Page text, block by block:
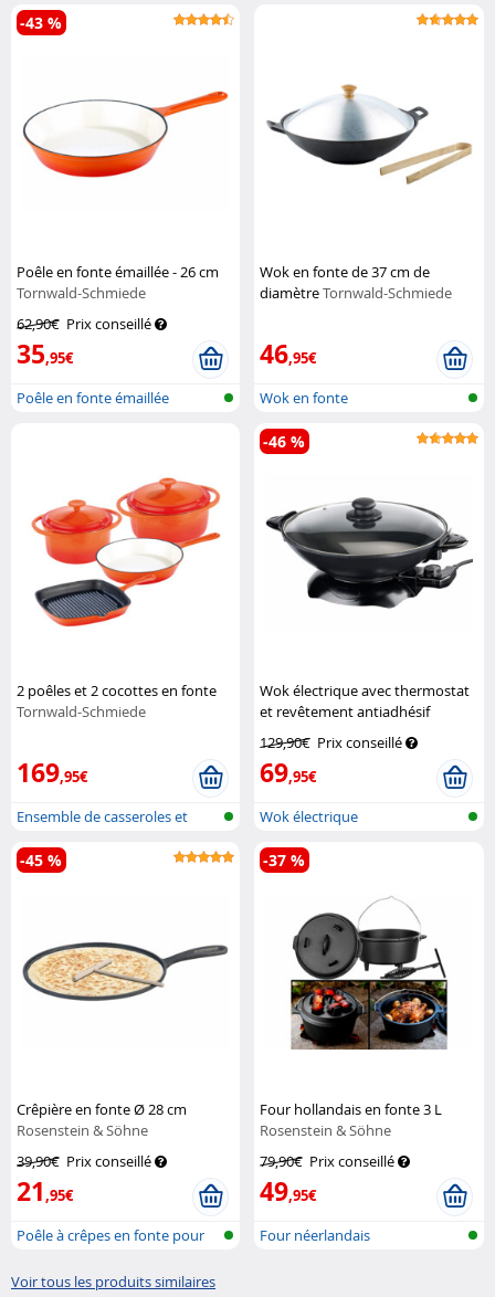
Poêle en fonte émaillée - 26 cm
Tornwald-Schmiede
62,90€ Prix conseillé
35,95€
-43 %
Poêle en fonte émaillée
Wok en fonte de 37 cm de
diamètreTornwald-Schmiede
46,95€
Wok en fonte
2 poêles et 2 cocottes en fonte
Tornwald-Schmiede
169,95€
Ensemble de casseroles et
poêles en...
Wok électrique avec thermostat
et revêtement antiadhésif
Rosenstein & Söhne
129,90€ Prix conseillé
69,95€
-46 %
Wok électrique
Crêpière en fonte Ø 28 cm
Rosenstein & Söhne
39,90€ Prix conseillé
21,95€
-45 %
Poêle à crêpes en fonte pour
Four hollandais en fonte 3 L
Rosenstein & Söhne
79,90€ Prix conseillé
49,95€
-37 %
Four néerlandais
Voir tous les produits similaires